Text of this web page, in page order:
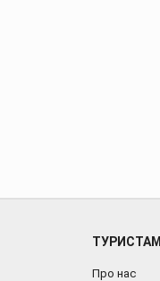
ТУРИСТАМ
Про нас